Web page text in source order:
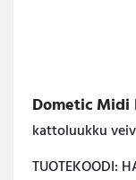
Dometic Midi
kattoluukku
TUOTEKOODI: